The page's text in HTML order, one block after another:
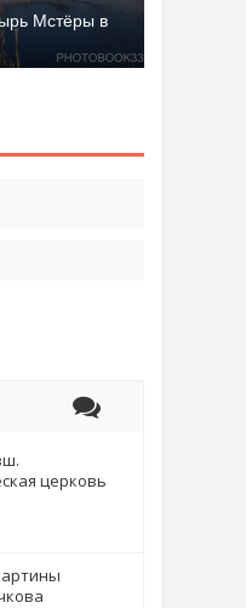
Мстёры в
церковь